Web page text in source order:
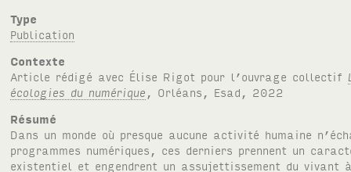
Type
Publication
Contexte
Article rédigé avec Élise Rigot pour l’ouvrage collectif
écologies du numérique , Orléans, Esad, 2022
Résumé
Dans un monde où presque aucune activité humaine
programmes numériques, ces derniers prennent un
existentiel et engendrent un assujettissement du vivant